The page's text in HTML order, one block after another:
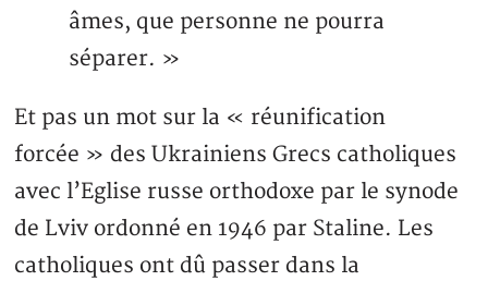
âmes, que personne ne pourra
séparer. »
Et pas un mot sur la « réunification
forcée » des Ukrainiens Grecs catholiques
avec l’Eglise russe orthodoxe par le synode
de Lviv ordonné en 1946 par Staline. Les
catholiques ont dû passer dans la